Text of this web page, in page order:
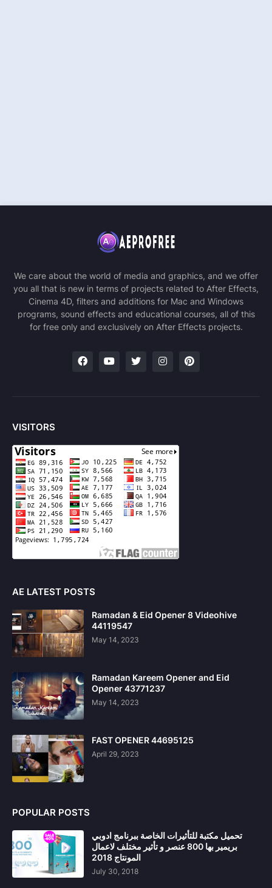
We care about the world of media and graphics, and we offer
you all that is new in terms of projects related to After Effects,
Cinema 4D, filters and additions for Mac and Windows
programs, sound effects and educational courses, all of this
for free only and exclusively on After Effects projects.
VISITORS
AE LATEST POSTS
Ramadan & Eid Opener 8 Videohive
44119547
May 14, 2023
Ramadan Kareem Opener and Eid
Opener 43771237
May 14, 2023
FAST OPENER 44695125
April 29, 2023
POPULAR POSTS
تحميل مكتبة للتأثيرات الخاصة ببرنامج ادوبي
بريمير بها 800 عنصر و تأثير مختلف لاعمال
المونتاج 2018
July 30, 2018